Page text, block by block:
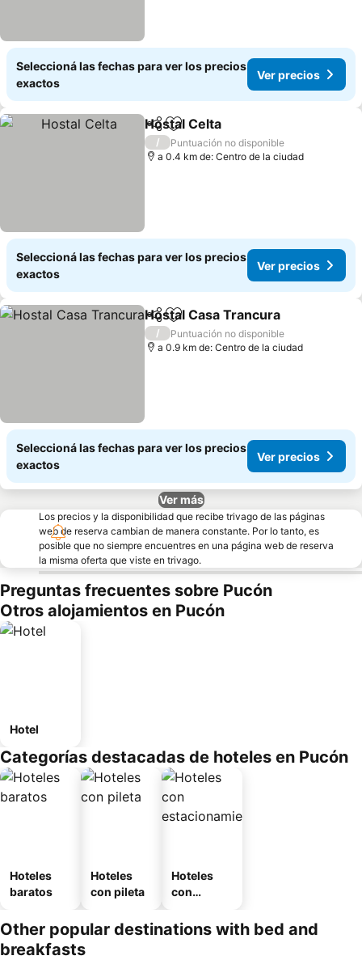
Seleccioná las fechas para ver los precios
exactos
Ver precios
CompartirAñadir a favoritos
Hostal Celta
/
Puntuación no disponible
a 0.4 km de: Centro de la ciudad
Seleccioná las fechas para ver los precios
exactos
Ver precios
CompartirAñadir a favoritos
Hostal Casa Trancura
/
Puntuación no disponible
a 0.9 km de: Centro de la ciudad
Seleccioná las fechas para ver los precios
exactos
Ver precios
Ver más
Los precios y la disponibilidad que recibe trivago de las páginas
web de reserva cambian de manera constante. Por lo tanto, es
posible que no siempre encuentres en una página web de reserva
la misma oferta que viste en trivago.
Preguntas frecuentes sobre Pucón
Otros alojamientos en Pucón
Hotel
Categorías destacadas de hoteles en Pucón
Hoteles
baratos
Hoteles
con pileta
Hoteles
con
miento
Other popular destinations with bed and
breakfasts